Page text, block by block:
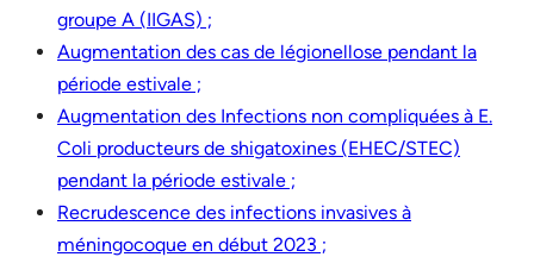
groupe A (IIGAS) ;
Augmentation des cas de légionellose pendant la
période estivale ;
Augmentation des Infections non compliquées à E.
Coli producteurs de shigatoxines (EHEC/STEC)
pendant la période estivale ;
Recrudescence des infections invasives à
méningocoque en début 2023 ;